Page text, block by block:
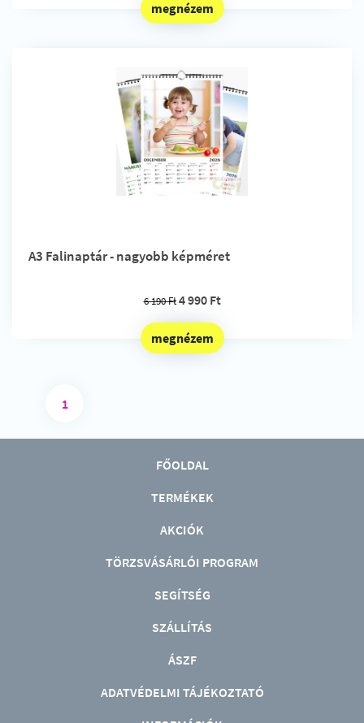
megnézem
A3 Falinaptár - nagyobb képméret
6 190 Ft 4 990 Ft
megnézem
1
FŐOLDAL
TERMÉKEK
AKCIÓK
TÖRZSVÁSÁRLÓI PROGRAM
SEGÍTSÉG
SZÁLLÍTÁS
ÁSZF
ADATVÉDELMI TÁJÉKOZTATÓ